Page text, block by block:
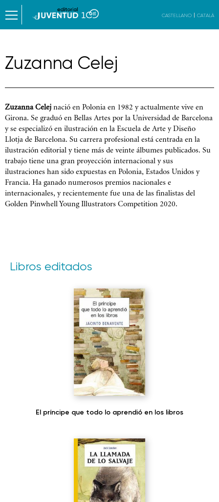
CASTELLANO CATALÀ
Zuzanna Celej
Zuzanna Celej nació en Polonia en 1982 y actualmente vive en
Girona. Se graduó en Bellas Artes por la Universidad de Barcelona
y se especializó en ilustración en la Escuela de Arte y Diseño
Llotja de Barcelona. Su carrera profesional está centrada en la
ilustración editorial y tiene más de veinte álbumes publicados. Su
trabajo tiene una gran proyección internacional y sus
ilustraciones han sido expuestas en Polonia, Estados Unidos y
Francia. Ha ganado numerosos premios nacionales e
internacionales, y recientemente fue una de las finalistas del
Golden Pinwhell Young Illustrators Competition 2020.
Libros editados
El príncipe que todo lo aprendió en los libros